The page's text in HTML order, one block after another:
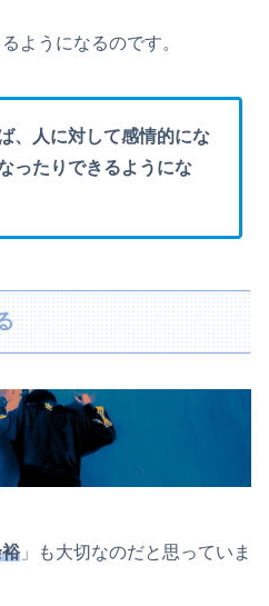
ようになるのです。
、人に対して感情的にな
ったりできるようにな
」も大切なのだと思っていま